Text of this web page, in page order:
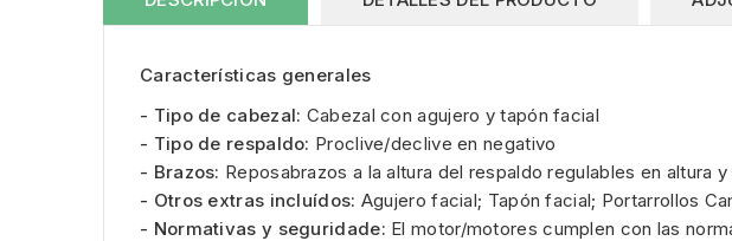
Características generales
- Tipo de cabezal: Cabezal con agujero y tapón facial
- Tipo de respaldo: Proclive/declive en negativo
- Brazos: Reposabrazos a la altura del respaldo regulables en altura y
- Otros extras incluídos: Agujero facial; Tapón facial; Portarrollos
- Normativas y seguridade: El motor/motores cumplen con las